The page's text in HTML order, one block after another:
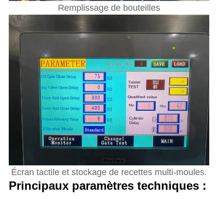
Remplissage de bouteilles
Écran tactile et stockage de recettes multi-moules.
Principaux paramètres techniques :